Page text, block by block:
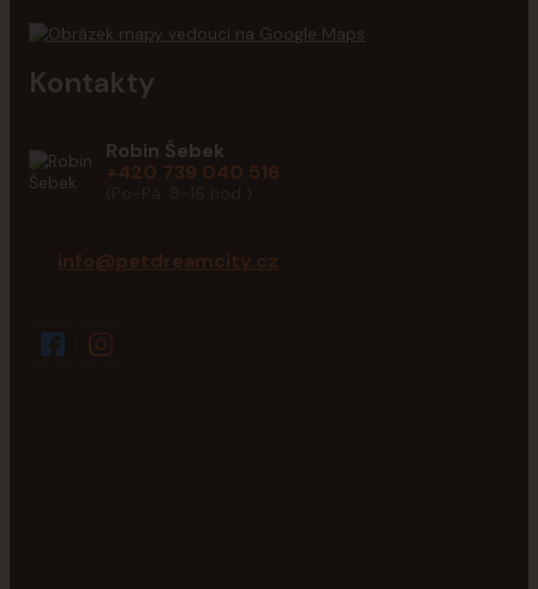
Kontakty
Robin Šebek
+420 739 040 516
info@petdreamcity.cz